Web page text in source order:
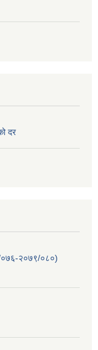
दर
०७६-२०७९/०८०)